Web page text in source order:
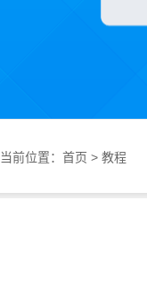
当前位置： 首页 > 教程